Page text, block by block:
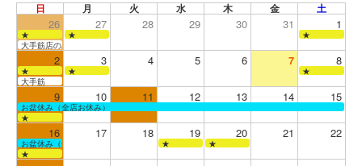
日 月 火 水 木 金 土
26 27 28 29 30 31 1
★ ★
★
大手筋店のみ営業
2 3 4 5 6 7 8
★ ★
★
大手筋
9 10 11 12 13 14 15
お盆休み（全店お休み）
★
16 17 18 19 20 21 22
お盆休み（全店お休み） ★
★
★